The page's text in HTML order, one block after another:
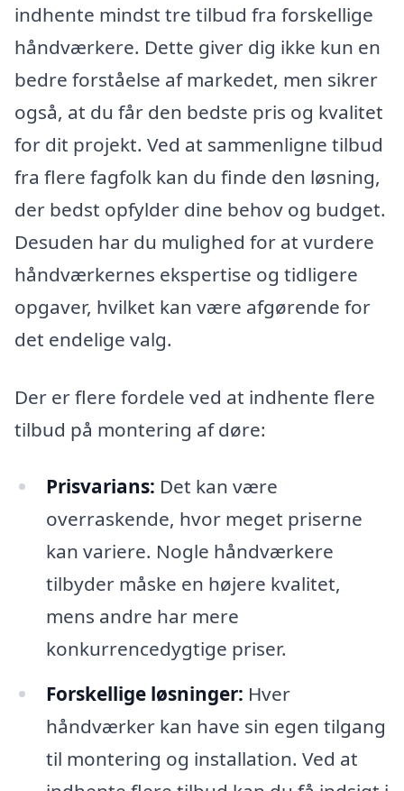
indhente mindst tre tilbud fra forskellige
håndværkere. Dette giver dig ikke kun en
bedre forståelse af markedet, men sikrer
også, at du får den bedste pris og kvalitet
for dit projekt. Ved at sammenligne tilbud
fra flere fagfolk kan du finde den løsning,
der bedst opfylder dine behov og budget.
Desuden har du mulighed for at vurdere
håndværkernes ekspertise og tidligere
opgaver, hvilket kan være afgørende for
det endelige valg.
Der er flere fordele ved at indhente flere
tilbud på montering af døre:
Prisvarians: Det kan være
overraskende, hvor meget priserne
kan variere. Nogle håndværkere
tilbyder måske en højere kvalitet,
mens andre har mere
konkurrencedygtige priser.
Forskellige løsninger: Hver
håndværker kan have sin egen tilgang
til montering og installation. Ved at